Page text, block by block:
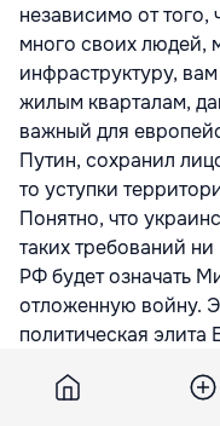
независимо от того,
много своих людей,
инфраструктуру,
жилым кварталам,
важный для
Путин, сохранил
то уступки
Понятно, что
таких требований
РФ будет означать
отложенную войну.
политическая элита
любом виде", -